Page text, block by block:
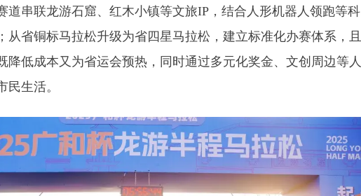
道串联龙游石窟、红木小镇等文旅IP，结合人形机器人领跑等科
从省铜标马拉松升级为省四星马拉松，建立标准化办赛体系，且
降低成本又为省运会预热，同时通过多元化奖金、文创周边等人
生活。